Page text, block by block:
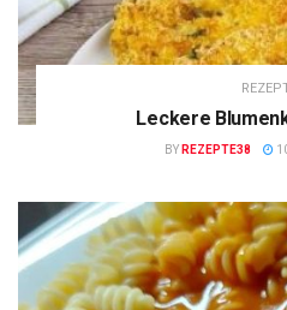
Leckere
BY REZEPTE38